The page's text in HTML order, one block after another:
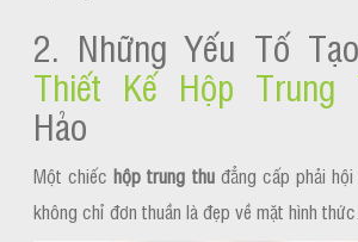
2. Những Yếu Tố
Thiết Kế Hộp Trung
Hảo
Một chiếchộp trung thuđẳng cấp phải hội
không chỉ đơn thuần là đẹp về mặt hình thức.